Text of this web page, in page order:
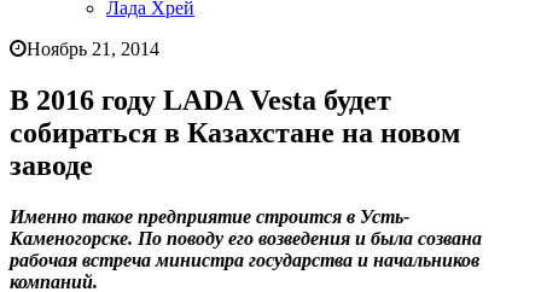
Лада Хрей
Ноябрь 21, 2014
В 2016 году LADA Vesta будет
собираться в Казахстане на новом
заводе
Именно такое предприятие строится в Усть-
Каменогорске. По поводу его возведения и была созвана
рабочая встреча министра государства и начальников
компаний.